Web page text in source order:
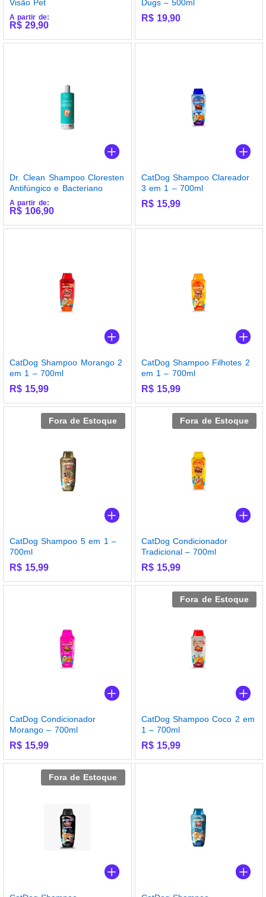
Visão Pet
A partir de:
R$ 29,90
Dugs – 500ml
R$19,90
Dr. Clean Shampoo Cloresten
Antifúngico e Bacteriano
A partir de:
R$ 106,90
CatDog Shampoo Clareador
3 em 1 – 700ml
R$15,99
CatDog Shampoo Morango 2
em 1 – 700ml
R$ 15,99
CatDog Shampoo Filhotes 2
em 1 – 700ml
R$15,99
Fora de Estoque
CatDog Shampoo 5 em 1 –
700ml
R$ 15,99
Fora de Estoque
CatDog Condicionador
Tradicional – 700ml
R$15,99
CatDog Condicionador
Morango – 700ml
R$ 15,99
Fora de Estoque
CatDog Shampoo Coco 2 em
1 – 700ml
R$15,99
Fora de Estoque